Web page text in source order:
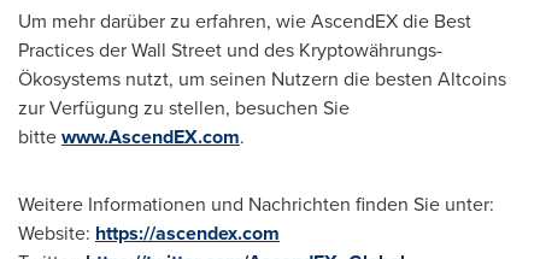
Um mehr darüber zu erfahren, wie AscendEX die Best
Practices der Wall Street und des Kryptowährungs-
Ökosystems nutzt, um seinen Nutzern die besten Altcoins
zur Verfügung zu stellen, besuchen Sie
bittewww.AscendEX.com.
Weitere Informationen und Nachrichten finden Sie unter:
Website: https://ascendex.com